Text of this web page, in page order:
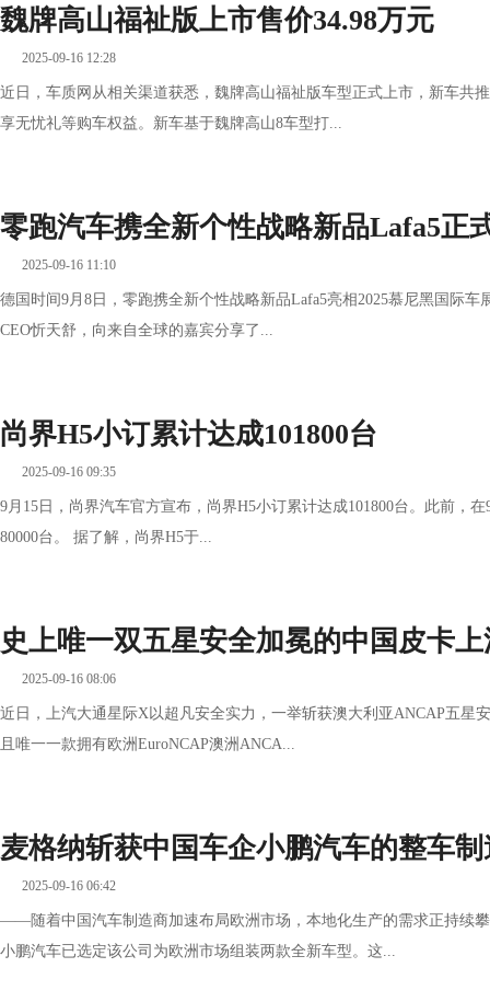
魏牌高山福祉版上市售价34.98万元
2025-09-16 12:28
近日，车质网从相关渠道获悉，魏牌高山福祉版车型正式上市，新车共
享无忧礼等购车权益。新车基于魏牌高山8车型打...
零跑汽车携全新个性战略新品Lafa5正
2025-09-16 11:10
德国时间9月8日，零跑携全新个性战略新品Lafa5亮相2025慕尼黑国际
CEO忻天舒，向来自全球的嘉宾分享了...
尚界H5小订累计达成101800台
2025-09-16 09:35
9月15日，尚界汽车官方宣布，尚界H5小订累计达成101800台。此前，
80000台。 据了解，尚界H5于...
史上唯一双五星安全加冕的中国皮卡
2025-09-16 08:06
近日，上汽大通星际X以超凡安全实力，一举斩获澳大利亚ANCAP五星
且唯一一款拥有欧洲EuroNCAP澳洲ANCA...
麦格纳斩获中国车企小鹏汽车的整车
2025-09-16 06:42
——随着中国汽车制造商加速布局欧洲市场，本地化生产的需求正持续
小鹏汽车已选定该公司为欧洲市场组装两款全新车型。这...